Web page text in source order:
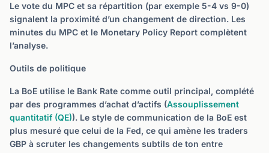
Le vote du MPC et sa répartition (par exemple 5-4 vs 9-0)
signalent la proximité d’un changement de direction. Les
minutes du MPC et le Monetary Policy Report complètent
l’analyse.
Outils de politique
La BoE utilise le Bank Rate comme outil principal, complété
par des programmes d’achat d’actifs (Assouplissement
quantitatif (QE)). Le style de communication de la BoE est
plus mesuré que celui de la Fed, ce qui amène les traders
GBP à scruter les changements subtils de ton entre